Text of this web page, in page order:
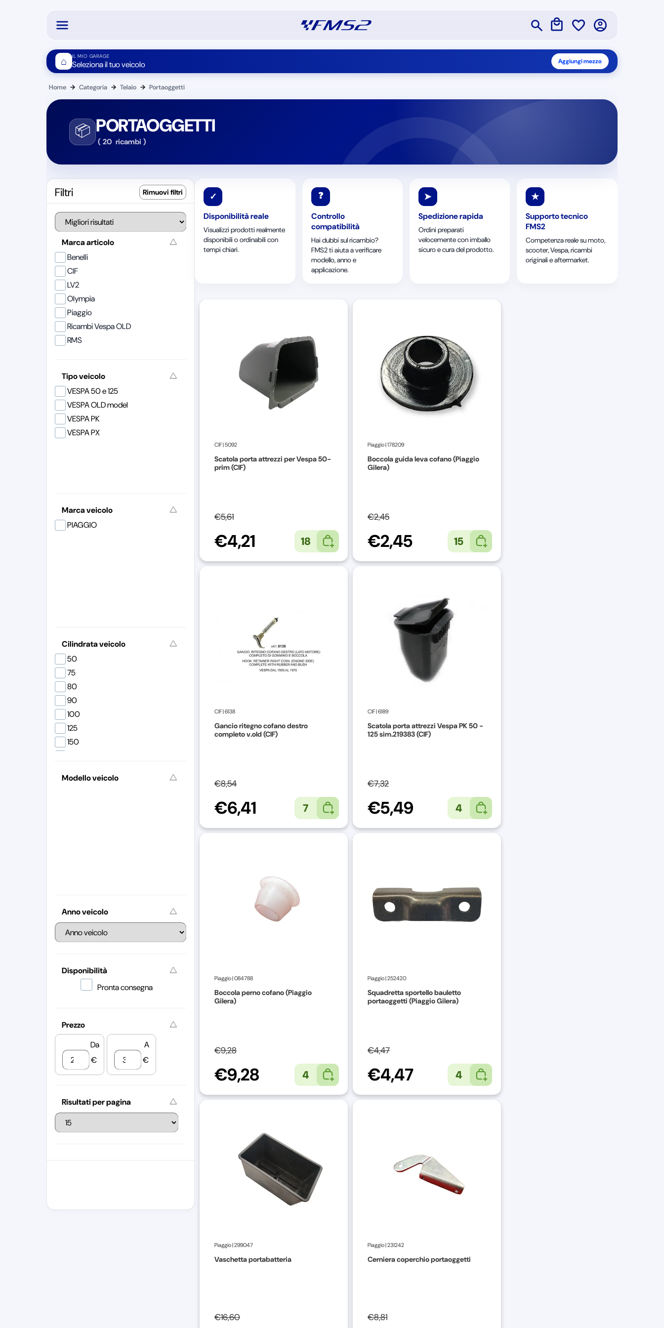
⌂ IL MIO GARAGE
Seleziona il tuo veicolo Aggiungi mezzo
Home → Categoria → Telaio → Portaoggetti
📦 PORTAOGGETTI
( 20 ricambi )
Filtri
Marca articolo
Benelli
CIF
LV2
Olympia
Piaggio
Ricambi Vespa OLD
RMS
Tipo veicolo
VESPA 50 e 125
VESPA OLD model
VESPA PK
VESPA PX
Marca veicolo
PIAGGIO
Cilindrata veicolo
50
75
80
90
100
125
150
Modello veicolo
Anno veicolo
Disponibilità
Pronta consegna
Prezzo
Da
€
A
€
Risultati per pagina
✓
Disponibilità reale
Visualizzi prodotti realmente
disponibili o ordinabili con
tempi chiari.
❓
Controllo
compatibilità
Hai dubbi sul ricambio?
FMS2 ti aiuta a verificare
modello, anno e
applicazione.
➤
Spedizione rapida
Ordini preparati
velocemente con imballo
sicuro e cura del prodotto.
★
Supporto tecnico
FMS2
Competenza reale su moto,
scooter, Vespa, ricambi
originali e aftermarket.
CIF|5092
Scatola porta attrezzi per Vespa 50-
prim (CIF)
€5,61
€4,21 18
Piaggio|178209
Boccola guida leva cofano (Piaggio
Gilera)
€2,45
€2,45 15
CIF|6138
Gancio ritegno cofano destro
completo v.old (CIF)
€8,54
€6,41 7
CIF|6189
Scatola porta attrezzi Vespa PK 50 -
125 sim.219383 (CIF)
€7,32
€5,49 4
Piaggio|084788
Boccola perno cofano (Piaggio
Gilera)
€9,28
€9,28 4
Piaggio|252420
Squadretta sportello bauletto
portaoggetti (Piaggio Gilera)
€4,47
€4,47 4
Piaggio|299047
Vaschetta portabatteria
€16,60
Piaggio|231242
Cerniera coperchio portaoggetti
€8,81